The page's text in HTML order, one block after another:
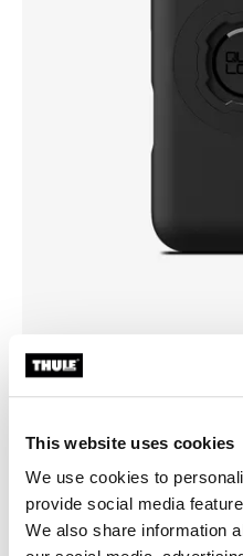
This website uses cookies
We use cookies to
provide social media
We also share information
Wybierz etui